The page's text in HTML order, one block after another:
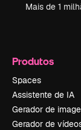
Mais de 1
Produtos
Spaces
Assistente de IA
Gerador de
Gerador de